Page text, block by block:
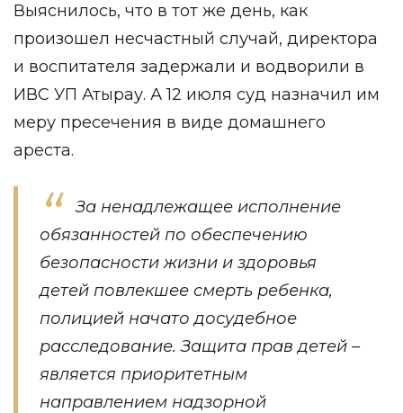
Выяснилось, что в тот же день, как
произошел несчастный случай, директора
и воспитателя задержали и водворили в
ИВС УП Атырау. А 12 июля суд назначил им
меру пресечения в виде домашнего
ареста.
За ненадлежащее исполнение
обязанностей по обеспечению
безопасности жизни и здоровья
детей повлекшее смерть ребенка,
полицией начато досудебное
расследование. Защита прав детей –
является приоритетным
направлением надзорной